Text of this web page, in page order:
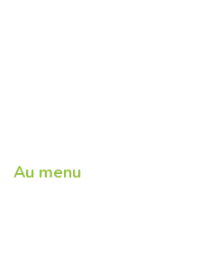
Au menu